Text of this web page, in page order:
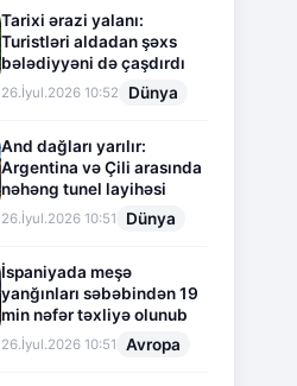
Tarixi ərazi yalanı:
Turistləri aldadan şəxs
bələdiyyəni də çaşdırdı
26.İyul.2026 10:52 Dünya
And dağları yarılır:
Argentina və Çili arasında
nəhəng tunel layihəsi
26.İyul.2026 10:51 Dünya
İspaniyada meşə
yanğınları səbəbindən 19
min nəfər təxliyə olunub
26.İyul.2026 10:51 Avropa